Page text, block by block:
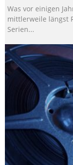
Was vor einigen
mittlerweile längst
Serien...